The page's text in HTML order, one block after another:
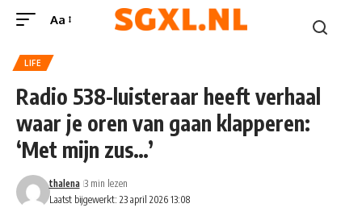
Aa
LIFE
Radio 538-luisteraar heeft verhaal
waar je oren van gaan klapperen:
‘Met mijn zus…’
Laatst bijgewerkt: 23 april 2026 13:08
thalena 3 min lezen